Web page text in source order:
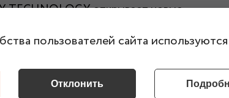
TECHNOLOGY открывает новые
телекоммуникационные решения
пользователей сайта
Отклонить